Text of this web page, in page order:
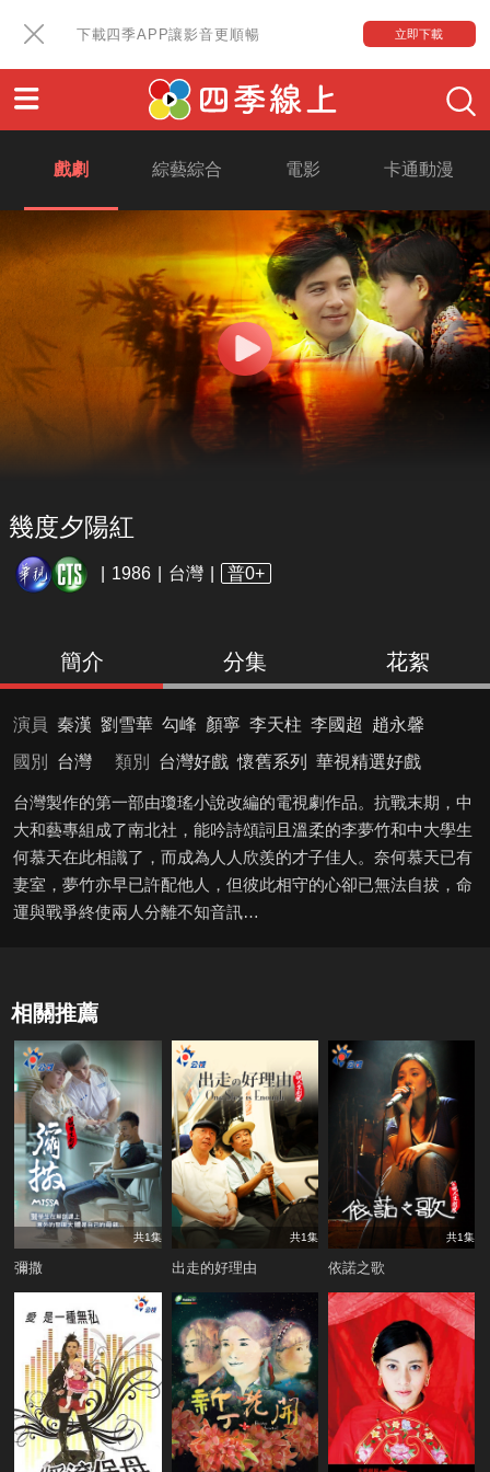
下載四季APP讓影音更順暢 立即下載
戲劇 綜藝綜合 電影 卡通動漫
幾度夕陽紅
1986 台灣 普0+
簡介 分集 花絮
演員 秦漢 劉雪華 勾峰 顏寧 李天柱 李國超
趙永馨
國別
台灣 類別 台灣好戲 懷舊系列 華視精選好戲
台灣製作的第一部由瓊瑤小說改編的電視劇作品。抗戰末期，中
大和藝專組成了南北社，能吟詩頌詞且溫柔的李夢竹和中大學生
何慕天在此相識了，而成為人人欣羨的才子佳人。奈何慕天已有
妻室，夢竹亦早已許配他人，但彼此相守的心卻已無法自拔，命
運與戰爭終使兩人分離不知音訊…
相關推薦
共1集
彌撒
共1集
出走的好理由
共1集
依諾之歌